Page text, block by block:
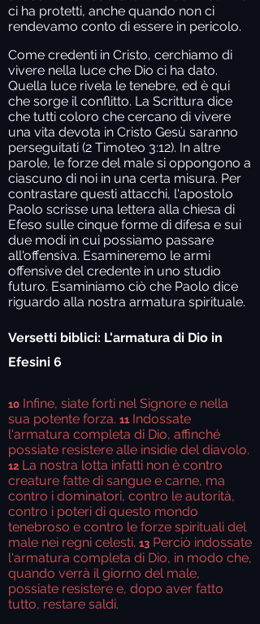
ci ha protetti, anche quando non ci
rendevamo conto di essere in pericolo.
Come credenti in Cristo, cerchiamo di
vivere nella luce che Dio ci ha dato.
Quella luce rivela le tenebre, ed è qui
che sorge il conflitto. La Scrittura dice
che tutti coloro che cercano di vivere
una vita devota in Cristo Gesù saranno
perseguitati (2 Timoteo 3:12). In altre
parole, le forze del male si oppongono a
ciascuno di noi in una certa misura. Per
contrastare questi attacchi, l'apostolo
Paolo scrisse una lettera alla chiesa di
Efeso sulle cinque forme di difesa e sui
due modi in cui possiamo passare
all'offensiva. Esamineremo le armi
offensive del credente in uno studio
futuro. Esaminiamo ciò che Paolo dice
riguardo alla nostra armatura spirituale.
Versetti biblici: L'armatura di Dio in
Efesini 6
10 Infine, siate forti nel Signore e nella
sua potente forza. 11 Indossate
l'armatura completa di Dio, affinché
possiate resistere alle insidie del diavolo.
12 La nostra lotta infatti non è contro
creature fatte di sangue e carne, ma
contro i dominatori, contro le autorità,
contro i poteri di questo mondo
tenebroso e contro le forze spirituali del
male nei regni celesti. 13 Perciò indossate
l'armatura completa di Dio, in modo che,
quando verrà il giorno del male,
possiate resistere e, dopo aver fatto
tutto, restare saldi.